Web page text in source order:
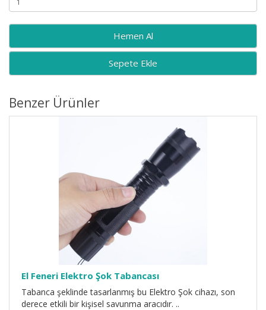
Sepete Ekle
Benzer Ürünler
El Feneri Elektro Şok Tabancası
Tabanca şeklinde tasarlanmış bu Elektro Şok cihazı, son
derece etkili bir kişisel savunma aracıdır. ..